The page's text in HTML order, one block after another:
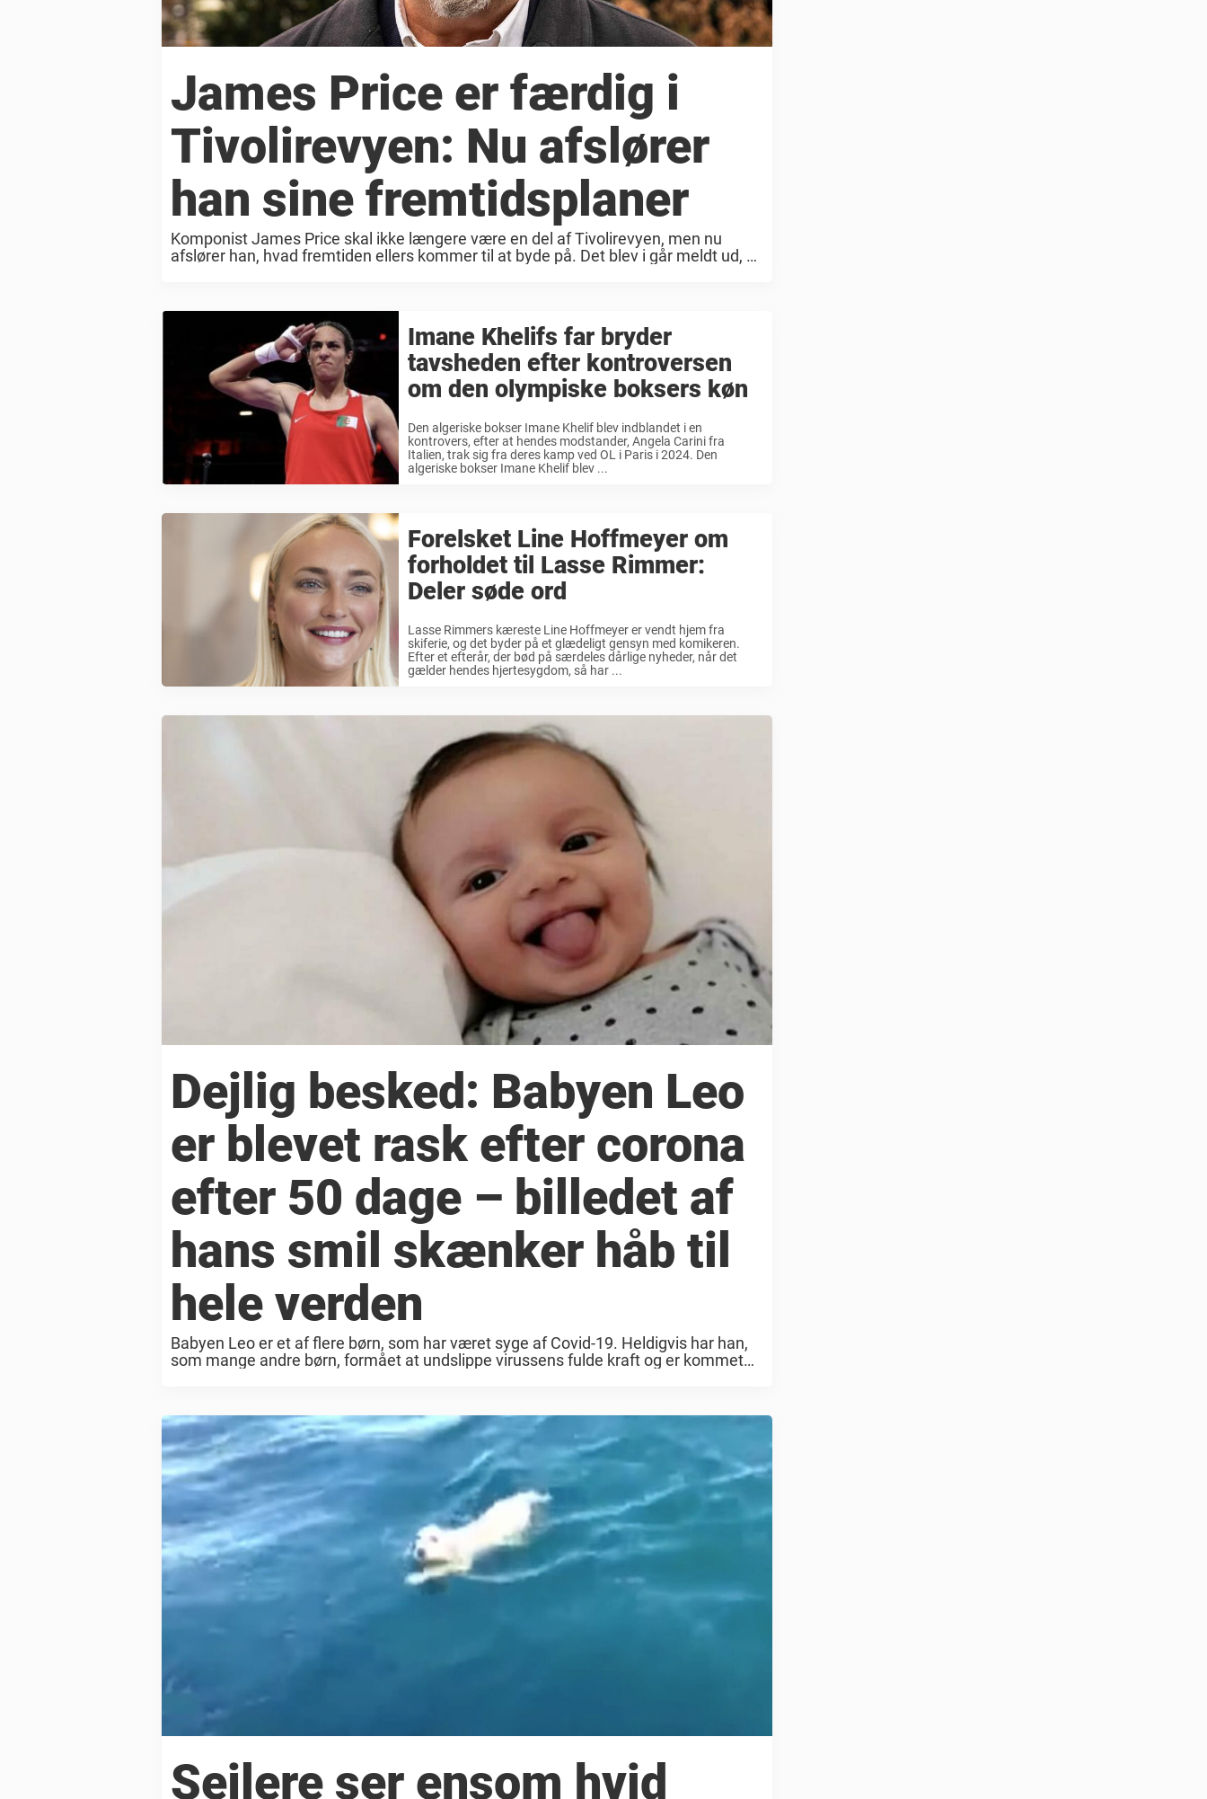
James Price er færdig i
Tivolirevyen: Nu afslører
han sine fremtidsplaner
Komponist James Price skal ikke længere være en del af Tivolirevyen, men nu
afslører han, hvad fremtiden ellers kommer til at byde på. Det blev i går meldt ud, at
Imane Khelifs far bryder
tavsheden efter kontroversen
om den olympiske boksers køn
Den algeriske bokser Imane Khelif blev indblandet i en
kontrovers, efter at hendes modstander, Angela Carini fra
Italien, trak sig fra deres kamp ved OL i Paris i 2024. Den
algeriske bokser Imane Khelif blev ...
Forelsket Line Hoffmeyer om
forholdet til Lasse Rimmer:
Deler søde ord
Lasse Rimmers kæreste Line Hoffmeyer er vendt hjem fra
skiferie, og det byder på et glædeligt gensyn med komikeren.
Efter et efterår, der bød på særdeles dårlige nyheder, når det
gælder hendes hjertesygdom, så har ...
Dejlig besked: Babyen Leo
er blevet rask efter corona
efter 50 dage – billedet af
hans smil skænker håb til
hele verden
Babyen Leo er et af flere børn, som har været syge af Covid-19. Heldigvis har han,
som mange andre børn, formået at undslippe virussens fulde kraft og er kommet
Sejlere ser ensom hvid